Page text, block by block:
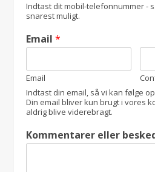
Indtast dit mobil-telefonnummer -
snarest muligt.
Email *
Email
Indtast din email, så vi kan følge
Din email bliver kun brugt i vores
aldrig blive viderebragt.
Kommentarer eller